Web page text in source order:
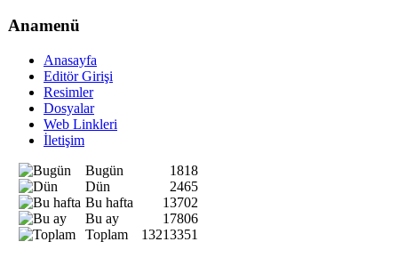
Anamenü
Anasayfa
Editör Girişi
Resimler
Dosyalar
Web Linkleri
İletişim
Bugün
1818
Dün
2465
Bu hafta
13702
Bu ay
17806
Toplam
13213351